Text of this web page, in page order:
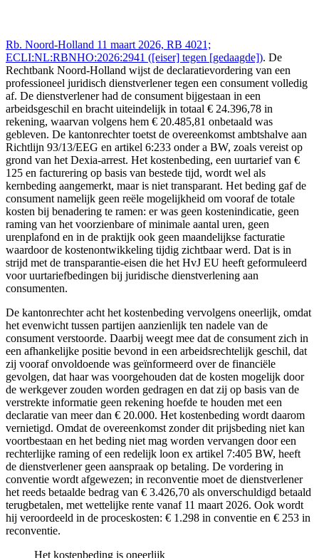
Rb. Noord-Holland 11 maart 2026, RB 4021;
ECLI:NL:RBNHO:2026:2941 ([eiser] tegen [gedaagde]). De
Rechtbank Noord-Holland wijst de declaratievordering van een
professioneel juridisch dienstverlener tegen een consument volledig
af. De dienstverlener had de consument bijgestaan in een
arbeidsgeschil en bracht uiteindelijk in totaal € 24.396,78 in
rekening, waarvan volgens hem € 20.485,81 onbetaald was
gebleven. De kantonrechter toetst de overeenkomst ambtshalve aan
Richtlijn 93/13/EEG en artikel 6:233 onder a BW, zoals vereist op
grond van het Dexia-arrest. Het kostenbeding, een uurtarief van €
125 en facturering op basis van bestede tijd, wordt wel als
kernbeding aangemerkt, maar is niet transparant. Het beding gaf de
consument namelijk geen reële mogelijkheid om vooraf de totale
kosten bij benadering te ramen: er was geen kostenindicatie, geen
raming van het voorzienbare of minimale aantal uren, geen
urenplafond en in de praktijk ook geen maandelijkse facturatie
waardoor de kostenontwikkeling tijdig zichtbaar werd. Dat is in
strijd met de transparantie-eisen die het HvJ EU heeft geformuleerd
voor uurtariefbedingen bij juridische dienstverlening aan
consumenten.
De kantonrechter acht het kostenbeding vervolgens oneerlijk, omdat
het evenwicht tussen partijen aanzienlijk ten nadele van de
consument verstoorde. Daarbij weegt mee dat de consument zich in
een afhankelijke positie bevond in een arbeidsrechtelijk geschil, dat
zij vooraf onvoldoende was geïnformeerd over de financiële
gevolgen, dat haar was voorgehouden dat de kosten mogelijk door
de werkgever zouden worden gedragen en dat zij op basis van de
verstrekte informatie geen rekening hoefde te houden met een
declaratie van meer dan € 20.000. Het kostenbeding wordt daarom
vernietigd. Omdat de overeenkomst zonder dit prijsbeding niet kan
voortbestaan en het beding niet mag worden vervangen door een
rechterlijke raming of een redelijk loon ex artikel 7:405 BW, heeft
de dienstverlener geen aanspraak op betaling. De vordering in
conventie wordt afgewezen; in reconventie moet de dienstverlener
het reeds betaalde bedrag van € 3.426,70 als onverschuldigd betaald
terugbetalen, met wettelijke rente vanaf 11 maart 2026. Ook wordt
hij veroordeeld in de proceskosten: € 1.298 in conventie en € 253 in
reconventie.
Het kostenbeding is oneerlijk